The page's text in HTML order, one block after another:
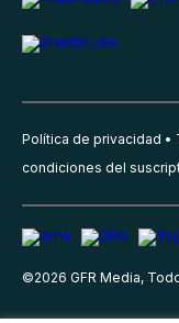
Política de privacidad
condiciones del
©2026 GFR Media,